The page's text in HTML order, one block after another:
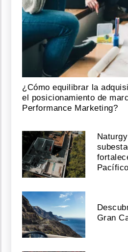
¿Cómo equilibrar la
el posicionamiento de
Performance Marketing?
Pacífico
Gran